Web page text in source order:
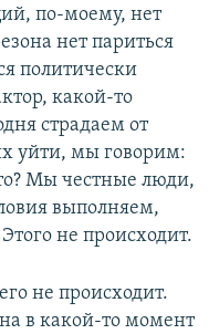
по-моему, нет
нет париться
политически
какой-то
страдаем от
уйти, мы говорим:
Мы честные люди,
выполняем,
не происходит.
не происходит.
в какой-то момент